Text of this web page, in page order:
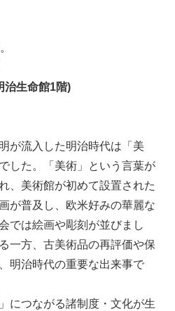
治生命館1階)
が流入した明治時代は「美
した。「美術」という言葉が
、美術館が初めて設置された
が普及し、欧米好みの華麗な
では絵画や彫刻が並びまし
一方、古美術品の再評価や保
明治時代の重要な出来事で
につながる諸制度・文化が生